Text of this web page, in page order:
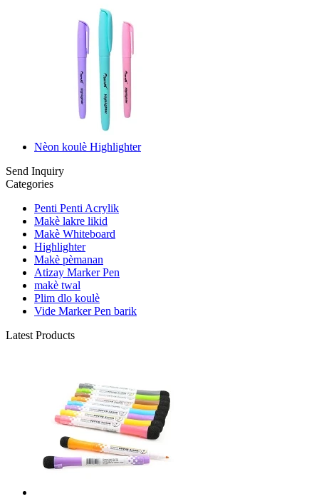
Nèon koulè Highlighter
Send Inquiry
Categories
Penti Penti Acrylik
Makè lakre likid
Makè Whiteboard
Highlighter
Makè pèmanan
Atizay Marker Pen
makè twal
Plim dlo koulè
Vide Marker Pen barik
Latest Products